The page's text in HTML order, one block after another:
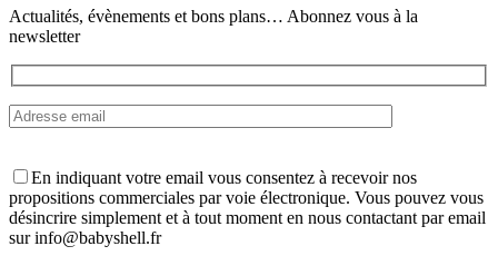
page
du
Actualités, évènements et bons plans… Abonnez vous à la
newsletter
En indiquant votre email vous consentez à recevoir nos
propositions commerciales par voie électronique. Vous pouvez vous
désincrire simplement et à tout moment en nous contactant par email
sur info@babyshell.fr